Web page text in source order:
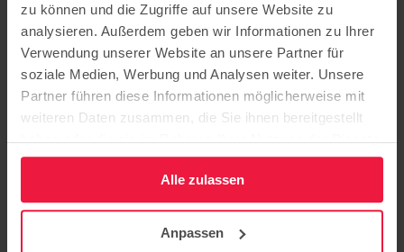
zu können und die Zugriffe auf unsere Website zu
analysieren. Außerdem geben wir Informationen zu Ihrer
Verwendung unserer Website an unsere Partner für
soziale Medien, Werbung und Analysen weiter. Unsere
Partner führen diese Informationen möglicherweise mit
weiteren Daten zusammen, die Sie ihnen bereitgestellt
haben oder die sie im Rahmen Ihrer Nutzung der Dienste
gesammelt haben.
Alle zulassen
Anpassen
Sitz der Stiftung: Potsdam
Hermannswerder 7
14473 Potsdam
Bildung
Pflege
Ausbildung
Aktuelles
Veranstaltungen